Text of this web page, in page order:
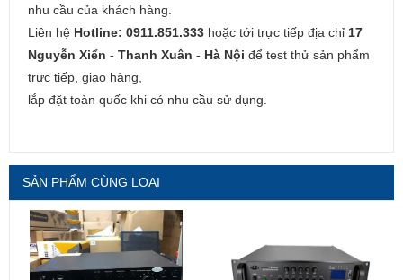
nhu cầu của khách hàng.
Liên hệ Hotline: 0911.851.333 hoặc tới trực tiếp địa chỉ 17
Nguyễn Xiển - Thanh Xuân - Hà Nội để test thử sản phẩm
trực tiếp, giao hàng,
lắp đặt toàn quốc khi có nhu cầu sử dụng.
SẢN PHẨM CÙNG LOẠI